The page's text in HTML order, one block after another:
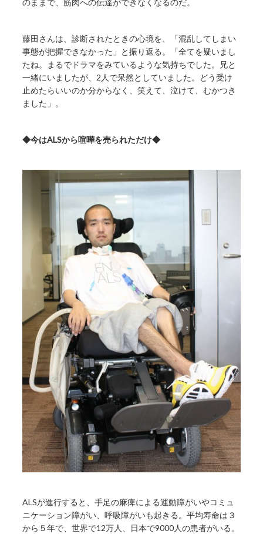
のままで、筋肉への伝達ができなくなるのだ。
藤田さんは、診断されたときの心境を、「混乱してしまい
事態が把握できなかった」と振り返る。「全てを疑いまし
たね。まるでドラマをみているような気持ちでした。兄と
一緒にいましたが、2人で呆然としていました。どう受け
止めたらいいのか分からなく、笑えて、泣けて、むかつき
ました」。
◆今はALSから喧嘩を売られただけ◆
ALSが進行すると、手足の麻痺による運動障がいやコミュ
ニケーション障がい、呼吸障がいも起きる。平均寿命は３
から５年で、世界で12万人、日本で9000人の患者がいる。